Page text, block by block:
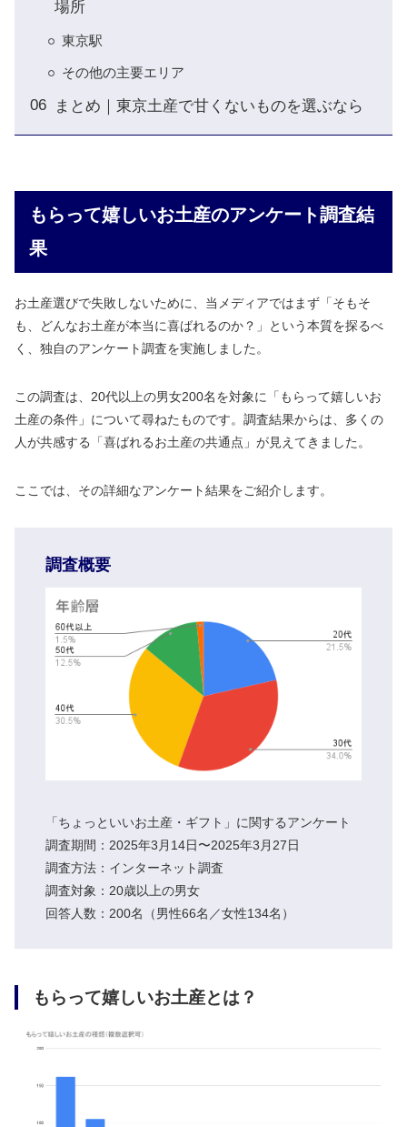
場所
東京駅
その他の主要エリア
まとめ｜東京土産で甘くないものを選ぶなら
もらって嬉しいお土産のアンケート調査結
果
お土産選びで失敗しないために、当メディアではまず「そもそ
も、どんなお土産が本当に喜ばれるのか？」という本質を探るべ
く、独自のアンケート調査を実施しました。
この調査は、20代以上の男女200名を対象に「もらって嬉しいお
土産の条件」について尋ねたものです。調査結果からは、多くの
人が共感する「喜ばれるお土産の共通点」が見えてきました。
ここでは、その詳細なアンケート結果をご紹介します。
調査概要
「ちょっといいお土産・ギフト」に関するアンケート
調査期間：2025年3月14日〜2025年3月27日
調査方法：インターネット調査
調査対象：20歳以上の男女
回答人数：200名（男性66名／女性134名）
もらって嬉しいお土産とは？